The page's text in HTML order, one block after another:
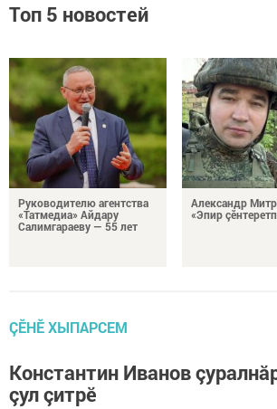
Топ 5 новостей
Руководителю агентства
«Татмедиа» Айдару
Салимгараеву — 55 лет
Александр
«Эпир
ÇӖНӖ ХЫПАРСЕМ
Константин Иванов
çул çитрӗ